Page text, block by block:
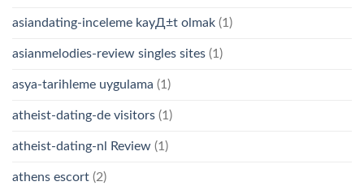
asiandating-inceleme kayД±t olmak (1)
asianmelodies-review singles sites (1)
asya-tarihleme uygulama (1)
atheist-dating-de visitors (1)
atheist-dating-nl Review (1)
athens escort (2)